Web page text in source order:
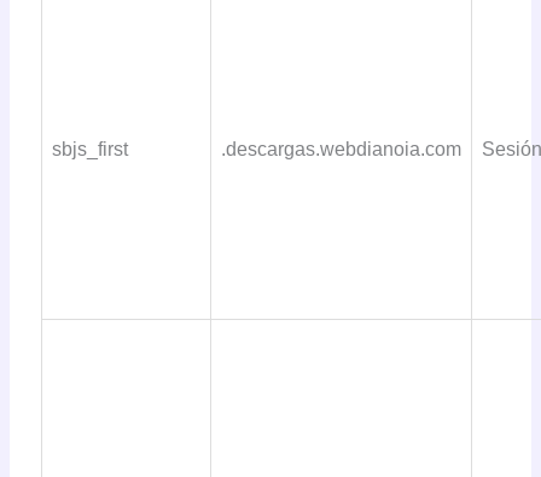
sbjs_first .descargas.webdianoia.com Sesión